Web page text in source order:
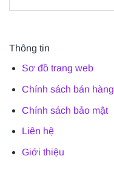
Thông tin
Sơ đồ trang web
Chính sách bán hàng
Chính sách bảo mật
Liên hệ
Giới thiệu